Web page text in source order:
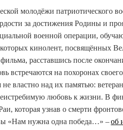
молодёжи патриотического
за достижения Родины и
военной операции,
кинолент, посвящённых
расставшись после
встречаются на похоронах
властно над их памятью:
любовь к жизни. В
которая узнав о смерти
«Нам нужна одна победа…» –об